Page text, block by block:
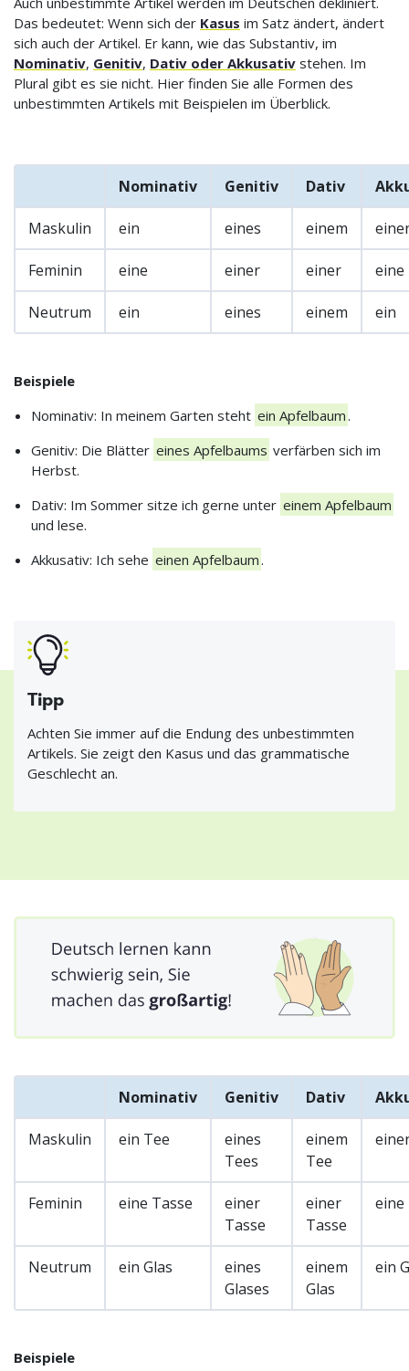
Das bedeutet: Wenn sich der Kasus im Satz ändert, ändert
sich auch der Artikel. Er kann, wie das Substantiv, im
Nominativ, Genitiv, Dativ oder Akkusativ stehen. Im
Plural gibt es sie nicht. Hier finden Sie alle Formen des
unbestimmten Artikels mit Beispielen im Überblick.
Nominativ Genitiv Dativ
Maskulin ein eines einem
Feminin eine einer einer eine
Neutrum ein eines einem ein
Beispiele
Nominativ: In meinem Garten steht ein Apfelbaum .
Genitiv: Die Blätter eines Apfelbaums verfärben sich im
Herbst.
Dativ: Im Sommer sitze ich gerne unter einem Apfelbaum
und lese.
Akkusativ: Ich sehe einen Apfelbaum .
Tipp
Achten Sie immer auf die Endung des unbestimmten
Artikels. Sie zeigt den Kasus und das grammatische
Geschlecht an.
Nominativ Genitiv Dativ
Maskulin ein Tee
eines
Tees
einem
Tee
Feminin eine Tasse
einer
Tasse
einer
Tasse
eine
Neutrum ein Glas
eines
Glases
einem
Glas
ein
Beispiele